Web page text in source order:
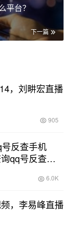
平台？
下一篇
，刘畊宏直播
905
反查手机
qq号反查手
6.0K
，李易峰直播